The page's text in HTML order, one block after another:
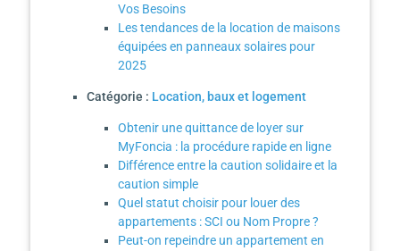
Vos Besoins
Les tendances de la location de maisons
équipées en panneaux solaires pour
2025
Catégorie : Location, baux et logement
Obtenir une quittance de loyer sur
MyFoncia : la procédure rapide en ligne
Différence entre la caution solidaire et la
caution simple
Quel statut choisir pour louer des
appartements : SCI ou Nom Propre ?
Peut-on repeindre un appartement en